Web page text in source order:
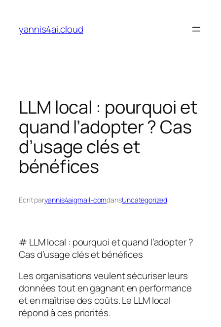
contenu
yannis4ai.cloud
LLM local : pourquoi et
quand l’adopter ? Cas
d’usage clés et
bénéfices
Écrit paryannis4aigmail-comdansUncategorized
# LLM local : pourquoi et quand l’adopter ?
Cas d’usage clés et bénéfices
Les organisations veulent sécuriser leurs
données tout en gagnant en performance
et en maîtrise des coûts. Le LLM local
répond à ces priorités.